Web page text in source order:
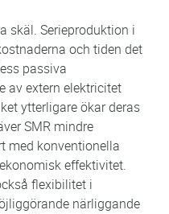
skäl. Serieproduktion i
och tiden det
passiva
av extern elektricitet
ytterligare ökar deras
SMR mindre
med konventionella
effektivitet.
flexibilitet i
närliggande